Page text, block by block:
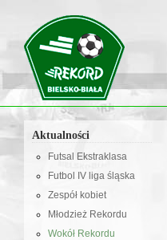
Aktualności
Futsal Ekstraklasa
Futbol IV liga śląska
Zespół kobiet
Młodzież Rekordu
Wokół Rekordu